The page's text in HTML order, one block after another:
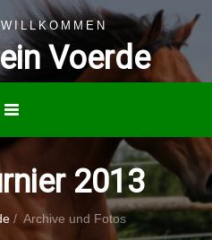
Voerde
2013
/ Archive und Fotos